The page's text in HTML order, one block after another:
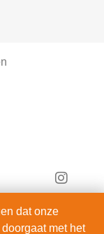
van
dat onze
met het